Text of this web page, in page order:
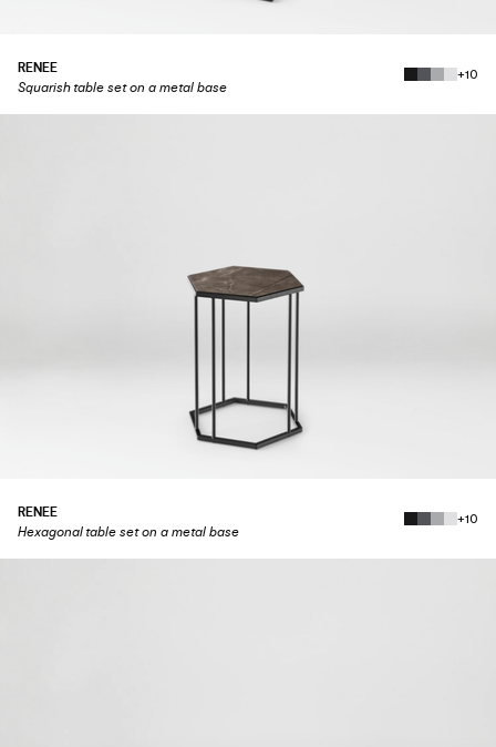
RENEE
Squarish table set on a metal base
+10
RENEE
Hexagonal table set on a metal base
+10